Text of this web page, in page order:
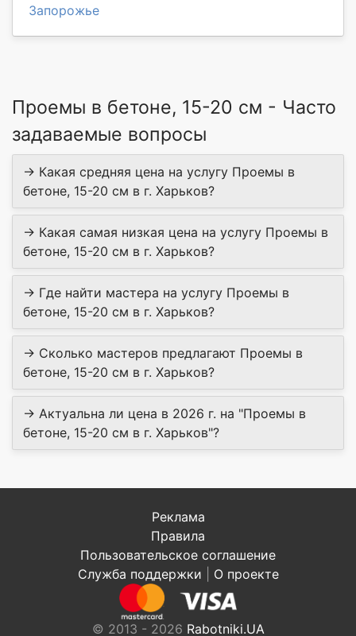
Запорожье
Проемы в бетоне, 15-20 см - Часто
задаваемые вопросы
→ Какая средняя цена на услугу Проемы в
бетоне, 15-20 см в г. Харьков?
→ Какая самая низкая цена на услугу Проемы в
бетоне, 15-20 см в г. Харьков?
→ Где найти мастера на услугу Проемы в
бетоне, 15-20 см в г. Харьков?
→ Сколько мастеров предлагают Проемы в
бетоне, 15-20 см в г. Харьков?
→ Актуальна ли цена в 2026 г. на "Проемы в
бетоне, 15-20 см в г. Харьков"?
Реклама
Правила
Пользовательское соглашение
Служба поддержки
О проекте
© 2013 - 2026 Rabotniki.UA